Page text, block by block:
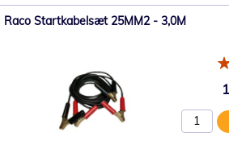
Raco Startkabelsæt 25MM2 - 3,0M